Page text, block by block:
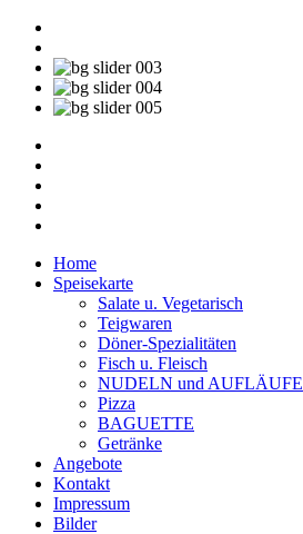
Home
Speisekarte
Salate u. Vegetarisch
Teigwaren
Döner-Spezialitäten
Fisch u. Fleisch
NUDELN und AUFLÄUFE
Pizza
BAGUETTE
Getränke
Angebote
Kontakt
Impressum
Bilder